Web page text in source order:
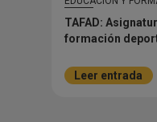
TAFAD:
formación
Leer entrada